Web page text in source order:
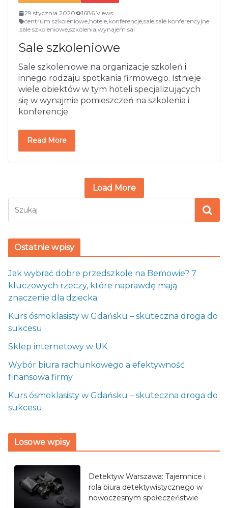
29 stycznia 2020
1686 Views
centrum szkoleniowe hotele konferencje sale sale konferencyjne
sale szkoleniowe szkolenia wynajem sal
Sale szkoleniowe
Sale szkoleniowe na organizacje szkoleń i
innego rodzaju spotkania firmowego. Istnieje
wiele obiektów w tym hoteli specjalizujących
się w wynajmie pomieszczeń na szkolenia i
konferencje.
Read More
Load More
Ostatnie wpisy
Jak wybrać dobre przedszkole na Bemowie? 7
kluczowych rzeczy, które naprawdę mają
znaczenie dla dziecka.
Kurs ósmoklasisty w Gdańsku – skuteczna droga do
sukcesu
Sklep internetowy w UK
Wybór biura rachunkowego a efektywność
finansowa firmy
Kurs ósmoklasisty w Gdańsku – skuteczna droga do
sukcesu
Losowe wpisy
Detektyw Warszawa: Tajemnice i
rola biura detektywistycznego w
nowoczesnym społeczeństwie